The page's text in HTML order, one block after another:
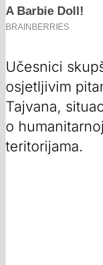
Učesnici
osjetljivim
Tajvana,
o
teritorijama.